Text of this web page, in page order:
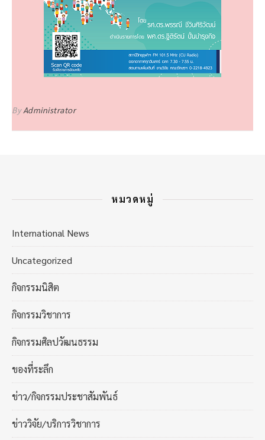
ByAdministrator
หมวดหมู่
International News
Uncategorized
กิจกรรมนิสิต
กิจกรรมวิชาการ
กิจกรรมศิลปวัฒนธรรม
ของที่ระลึก
ข่าว/กิจกรรมประชาสัมพันธ์
ข่าววิจัย/บริการวิชาการ